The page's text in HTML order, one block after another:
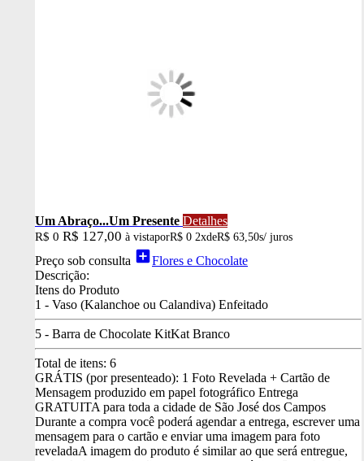
Um Abraço...Um Presente Detalhes
R$ 0 R$ 127,00 à vistaporR$ 0 2xdeR$ 63,50s/ juros
Preço sob consulta add_boxFlores e Chocolate
Descrição:
Itens do Produto
1 - Vaso (Kalanchoe ou Calandiva) Enfeitado
5 - Barra de Chocolate KitKat Branco
Total de itens: 6
GRÁTIS (por presenteado): 1 Foto Revelada + Cartão de
Mensagem produzido em papel fotográfico Entrega
GRATUITA para toda a cidade de São José dos Campos
Durante a compra você poderá agendar a entrega, escrever uma
mensagem para o cartão e enviar uma imagem para foto
reveladaA imagem do produto é similar ao que será entregue,